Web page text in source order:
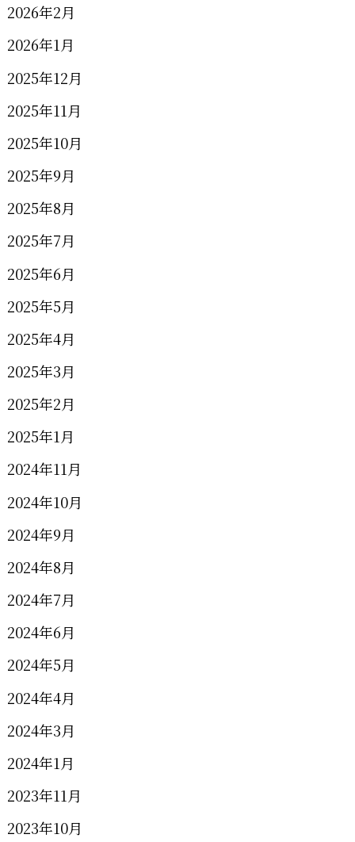
2026年2月
2026年1月
2025年12月
2025年11月
2025年10月
2025年9月
2025年8月
2025年7月
2025年6月
2025年5月
2025年4月
2025年3月
2025年2月
2025年1月
2024年11月
2024年10月
2024年9月
2024年8月
2024年7月
2024年6月
2024年5月
2024年4月
2024年3月
2024年1月
2023年11月
2023年10月